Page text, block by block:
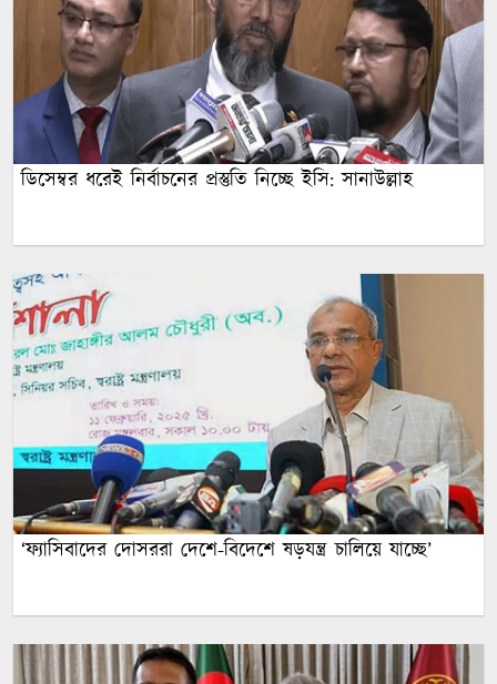
ডিসেম্বর ধরেই নির্বাচনের প্রস্তুতি নিচ্ছে ইসি: সানাউল্লাহ
‘ফ্যাসিবাদের দোসররা দেশে-বিদেশে ষড়যন্ত্র চালিয়ে যাচ্ছে’